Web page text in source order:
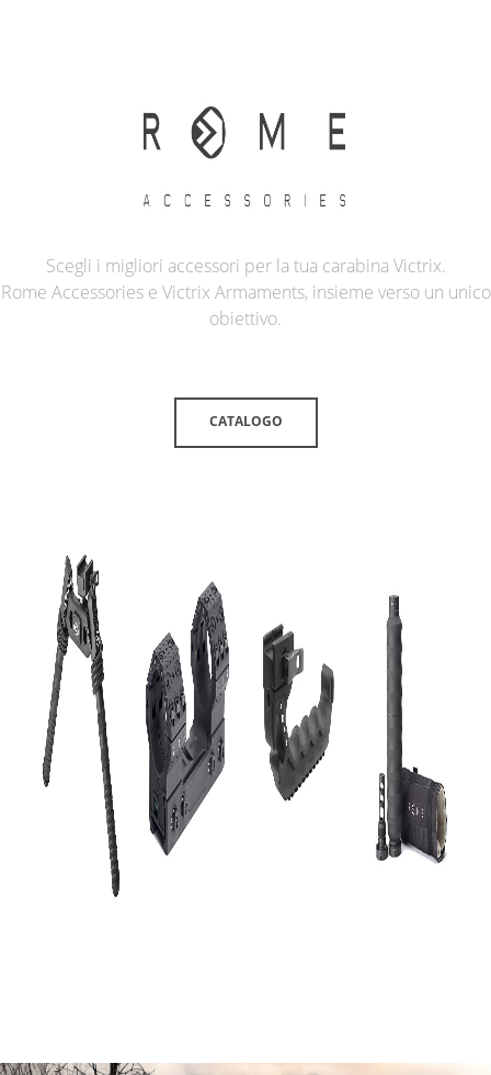
Scegli i migliori accessori per la tua carabina Victrix.
Rome Accessories e Victrix Armaments, insieme verso un unico
obiettivo.
CATALOGO